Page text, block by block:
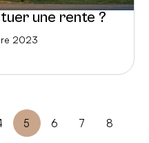
une rente ?
2023
5 6 7 8